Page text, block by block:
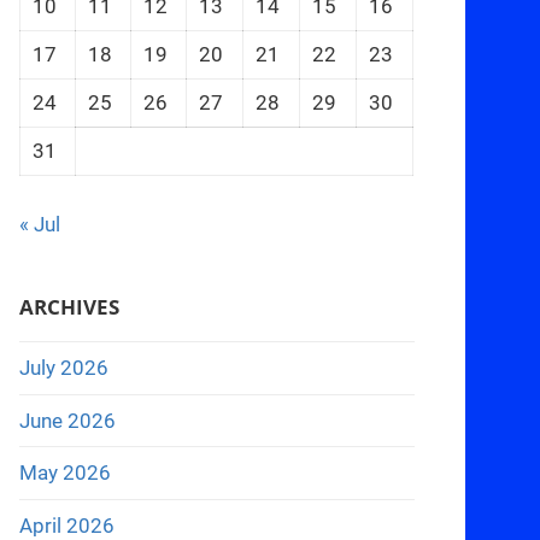
10 11 12 13 14 15
16
17
18 19 20 21 22
23
24
25 26 27 28 29
30
31
« Jul
ARCHIVES
July 2026
June 2026
May 2026
April 2026